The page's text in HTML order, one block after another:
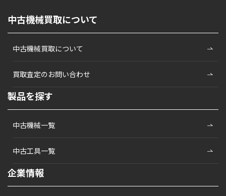
中古機械買取について
中古機械買取について
買取査定のお問い合わせ
製品を探す
中古機械一覧
中古工具一覧
企業情報